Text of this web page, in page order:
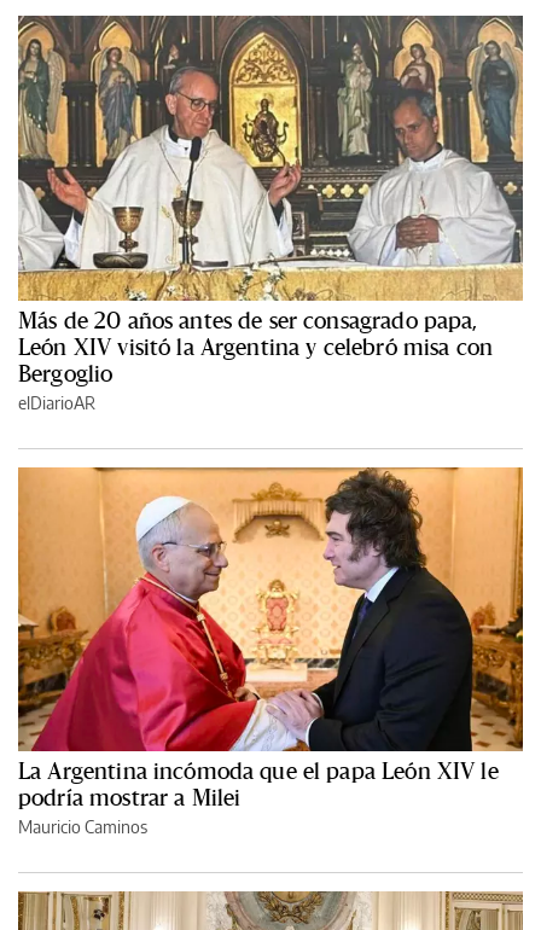
Más de 20 años antes de ser consagrado papa,
León XIV visitó la Argentina y celebró misa con
Bergoglio
elDiarioAR
La Argentina incómoda que el papa León XIV le
podría mostrar a Milei
Mauricio Caminos